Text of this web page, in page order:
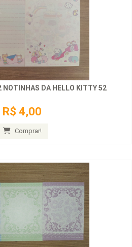
NOTINHAS DA HELLO KITTY 52
R$ 4,00
Comprar!